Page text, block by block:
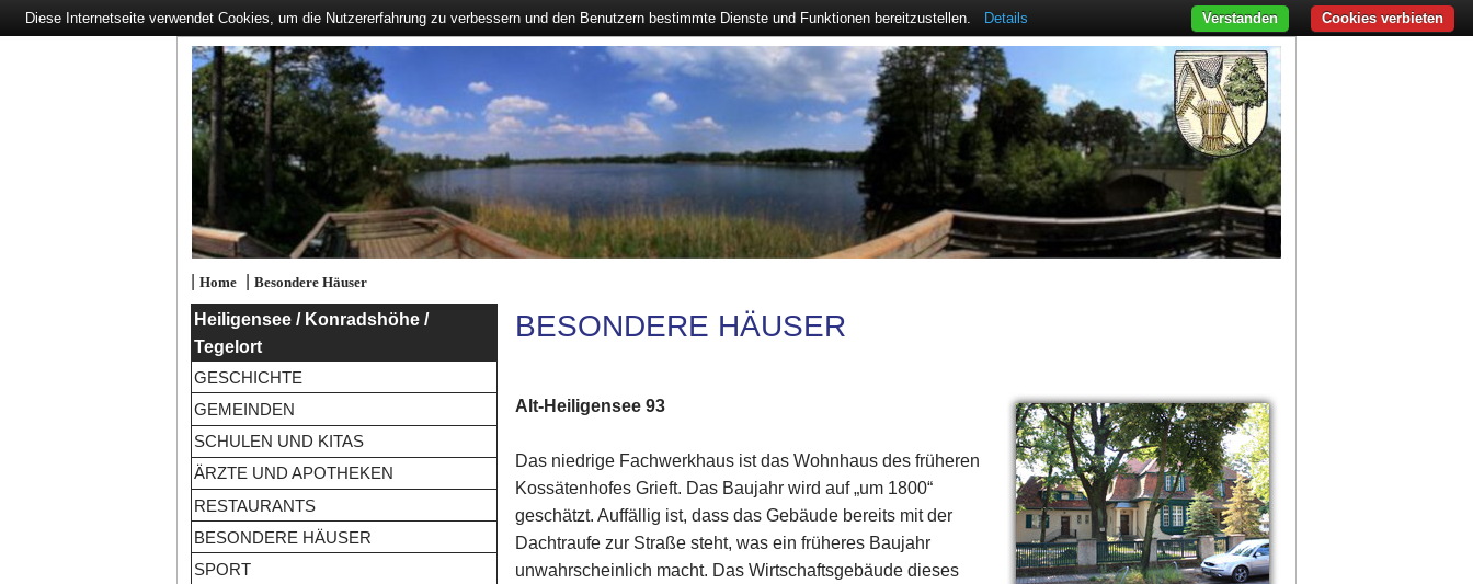
| Home| Besondere Häuser
Heiligensee / Konradshöhe /
Tegelort
GESCHICHTE
GEMEINDEN
SCHULEN UND KITAS
ÄRZTE UND APOTHEKEN
RESTAURANTS
BESONDERE HÄUSER
SPORT
BESONDERE HÄUSER
Alt-Heiligensee 93
Das niedrige Fachwerkhaus ist das Wohnhaus des früheren
Kossätenhofes Grieft. Das Baujahr wird auf „um 1800“
geschätzt. Auffällig ist, dass das Gebäude bereits mit der
Dachtraufe zur Straße steht, was ein früheres Baujahr
unwahrscheinlich macht. Das Wirtschaftsgebäude dieses
Diese Internetseite verwendet Cookies, um die Nutzererfahrung zu verbessern und den Benutzern bestimmte Dienste und Funktionen bereitzustellen. Details Cookies verbieten
Verstanden